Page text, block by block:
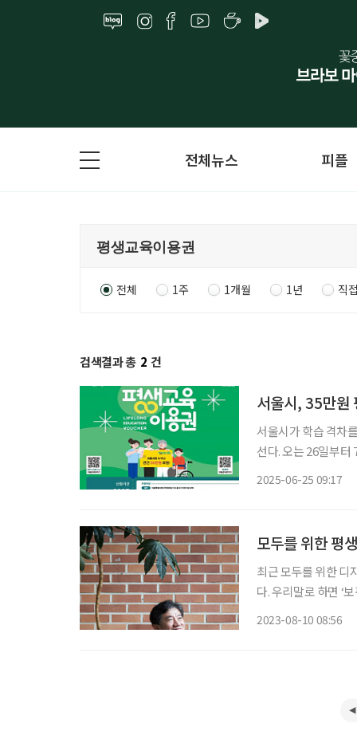
전체뉴스 피플
전체 1주 1개월 1년 직
검색결과 총 2 건
서울시, 35만원
서울시가 학습 격차
선다. 오는 26일부터
2025-06-25 09:17
모두를 위한 평
최근 모두를 위한 디
다. 우리말로 하면 ‘
2023-08-10 08:56